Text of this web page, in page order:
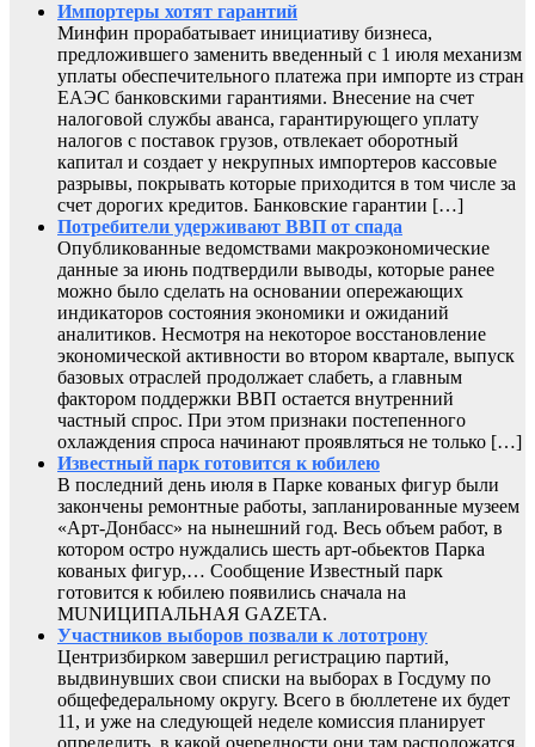
Импортеры хотят гарантий
Минфин прорабатывает инициативу бизнеса,
предложившего заменить введенный с 1 июля механизм
уплаты обеспечительного платежа при импорте из стран
ЕАЭС банковскими гарантиями. Внесение на счет
налоговой службы аванса, гарантирующего уплату
налогов с поставок грузов, отвлекает оборотный
капитал и создает у некрупных импортеров кассовые
разрывы, покрывать которые приходится в том числе за
счет дорогих кредитов. Банковские гарантии […]
Потребители удерживают ВВП от спада
Опубликованные ведомствами макроэкономические
данные за июнь подтвердили выводы, которые ранее
можно было сделать на основании опережающих
индикаторов состояния экономики и ожиданий
аналитиков. Несмотря на некоторое восстановление
экономической активности во втором квартале, выпуск
базовых отраслей продолжает слабеть, а главным
фактором поддержки ВВП остается внутренний
частный спрос. При этом признаки постепенного
охлаждения спроса начинают проявляться не только […]
Известный парк готовится к юбилею
В последний день июля в Парке кованых фигур были
закончены ремонтные работы, запланированные музеем
«Арт-Донбасс» на нынешний год. Весь объем работ, в
котором остро нуждались шесть арт-обьектов Парка
кованых фигур,… Сообщение Известный парк
готовится к юбилею появились сначала на
MUNИЦИПАЛЬНАЯ GAZЕТА.
Участников выборов позвали к лототрону
Центризбирком завершил регистрацию партий,
выдвинувших свои списки на выборах в Госдуму по
общефедеральному округу. Всего в бюллетене их будет
11, и уже на следующей неделе комиссия планирует
определить, в какой очередности они там расположатся.